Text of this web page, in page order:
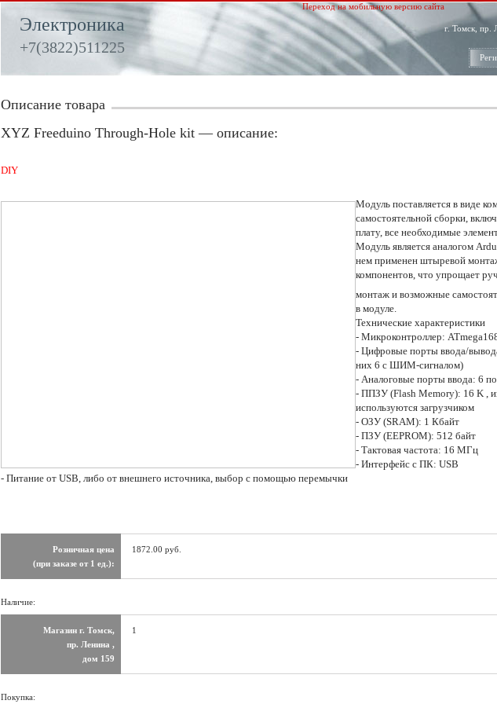
Электроника
+7(3822)511225
Переход на мобильную версию сайта
г. Томск, пр.
Описание товара
XYZ Freeduino Through-Hole kit — описание:
DIY
Модуль поставляется в виде
самостоятельной сборки,
плату, все необходимые
Модуль является аналогом
нем применен штыревой
компонентов, что упрощает
монтаж и возможные
в модуле.
Технические характеристики
- Микроконтроллер:
- Цифровые порты ввода/
них 6 с ШИМ-сигналом)
- Аналоговые порты ввода: 6
- ППЗУ (Flash Memory): 16 K ,
используются загрузчиком
- ОЗУ (SRAM): 1 Кбайт
- ПЗУ (EEPROM): 512 байт
- Тактовая частота: 16 МГц
- Интерфейс с ПК: USB
- Питание от USB, либо от внешнего источника, выбор с помощью перемычки
Розничная цена
(при заказе от 1 ед.):
1872.00 руб.
Наличие:
Магазин г. Томск,
пр. Ленина ,
дом 159
1
Покупка: